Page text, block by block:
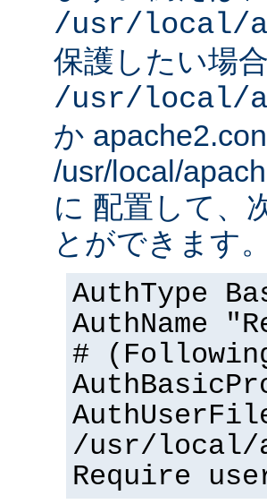
/usr/local/
保護したい場合
/usr/local/
か
/usr/local/
に 配置して、
とができます。
AuthType
AuthName
#
/usr/local/
Require